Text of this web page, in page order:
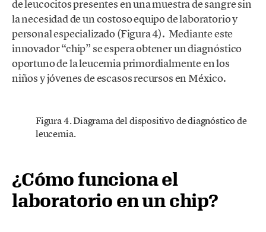
de leucocitos presentes en una muestra de sangre sin
la necesidad de un costoso equipo de laboratorio y
personal especializado (Figura 4). Mediante este
innovador “chip” se espera obtener un diagnóstico
oportuno de la leucemia primordialmente en los
niños y jóvenes de escasos recursos en México.
Figura 4. Diagrama del dispositivo de diagnóstico de
leucemia.
¿Cómo funciona el
laboratorio en un chip?